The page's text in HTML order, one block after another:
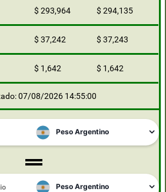
$ 293,964 $ 294,135
$ 37,242 $ 37,243
$ 1,642 $ 1,642
07/08/2026 14:55:00